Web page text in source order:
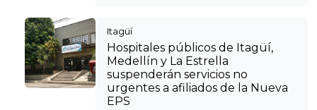
Itagüí
Hospitales públicos de Itagüí,
Medellín y La Estrella
suspenderán servicios no
urgentes a afiliados de la Nueva
EPS